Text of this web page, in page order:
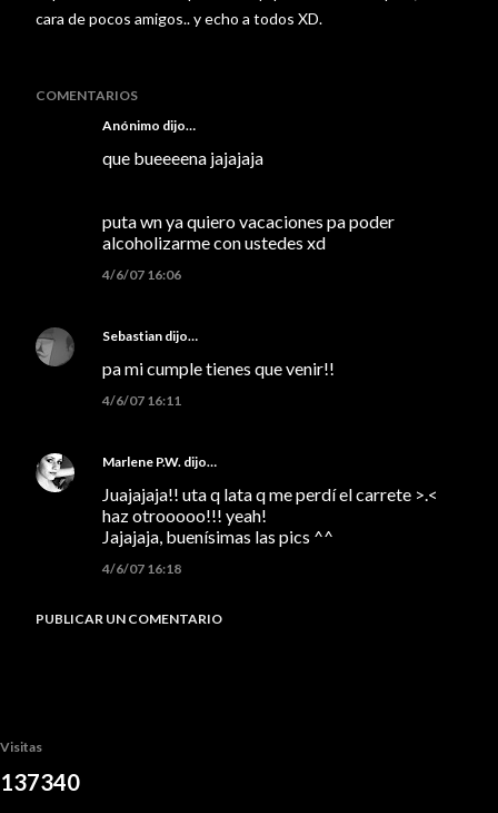
cara de pocos amigos.. y echo a todos XD.
COMENTARIOS
Anónimo dijo…
que bueeeena jajajaja
puta wn ya quiero vacaciones pa poder
alcoholizarme con ustedes xd
4/6/07 16:06
Sebastian dijo…
pa mi cumple tienes que venir!!
4/6/07 16:11
Marlene P.W. dijo…
Juajajaja!! uta q lata q me perdí el carrete >.<
haz otrooooo!!! yeah!
Jajajaja, buenísimas las pics ^^
4/6/07 16:18
PUBLICAR UN COMENTARIO
Visitas
137340